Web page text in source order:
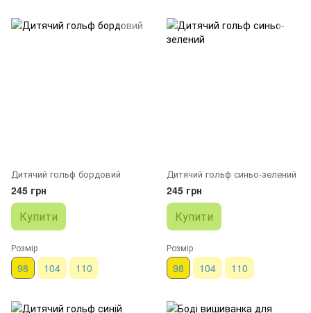
Дитячий гольф бордовий
245 грн
Купити
Розмір
98 104 110
Дитячий гольф синьо-зелений
245 грн
Купити
Розмір
98 104 110